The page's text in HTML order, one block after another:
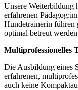
Unsere Weiterbildung
erfahrenen
Hundetrainerin führen
optimal betreut
Multiprofessionelles
Die Ausbildung eines
erfahrenen,
auch keine